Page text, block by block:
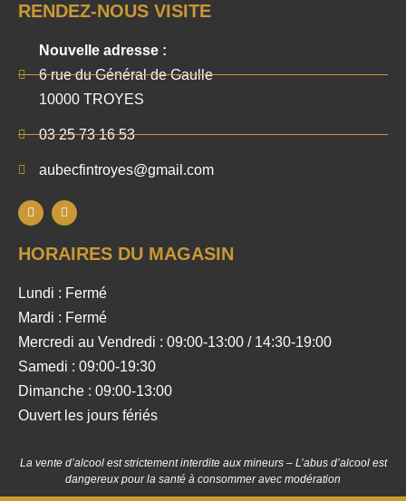
RENDEZ-NOUS VISITE
Nouvelle adresse :
6 rue du Général de Gaulle
10000 TROYES
03 25 73 16 53
aubecfintroyes@gmail.com
HORAIRES DU MAGASIN
Lundi : Fermé
Mardi : Fermé
Mercredi au Vendredi : 09:00-13:00 / 14:30-19:00
Samedi : 09:00-19:30
Dimanche : 09:00-13:00
Ouvert les jours fériés
La vente d’alcool est strictement interdite aux mineurs – L’abus d’alcool est
dangereux pour la santé à consommer avec modération